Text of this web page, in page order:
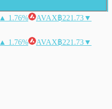
▲ 1.76% AVAX฿221.73▼
▲ 1.76% AVAX฿221.73▼